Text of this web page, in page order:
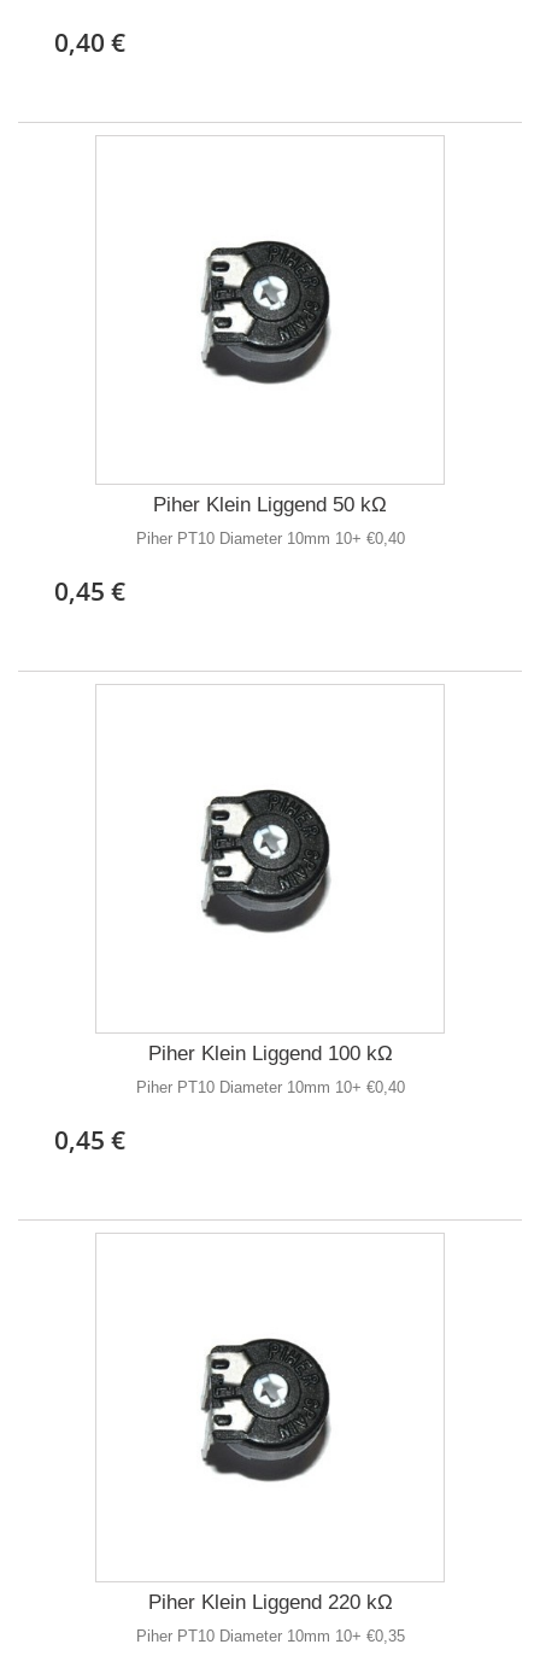
0,40 €
Piher Klein Liggend 50 kΩ
Piher PT10 Diameter 10mm 10+ €0,40
0,45 €
Piher Klein Liggend 100 kΩ
Piher PT10 Diameter 10mm 10+ €0,40
0,45 €
Piher Klein Liggend 220 kΩ
Piher PT10 Diameter 10mm 10+ €0,35